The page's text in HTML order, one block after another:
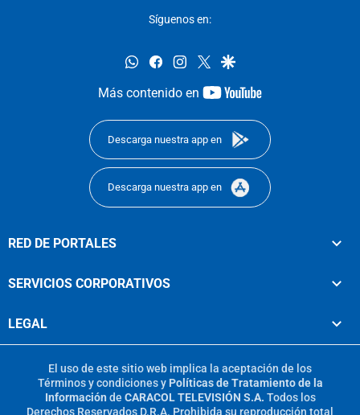
Síguenos en:
whatsappfacebookinstagram
twittergoogle
Más contenido en
youtube-
Descarga nuestra app en
Descarga nuestra app en
RED DE PORTALES
SERVICIOS CORPORATIVOS
LEGAL
El uso de este sitio web implica la aceptación de los
Términos y condicionesy Políticas de Tratamiento de la
Información de CARACOL TELEVISIÓN S.A. Todos los
Derechos Reservados D.R.A. Prohibida su reproducción total